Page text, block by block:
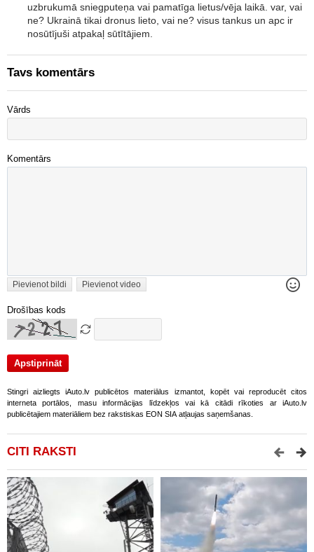
uzbrukumā sniegputeņa vai pamatīga lietus/vēja laikā. var, vai
ne? Ukrainā tikai dronus lieto, vai ne? visus tankus un apc ir
nosūtījuši atpakaļ sūtītājiem.
Tavs komentārs
Vārds
Komentārs
Pievienot bildi Pievienot video
Drošības kods
Stingri aizliegts iAuto.lv publicētos materiālus izmantot, kopēt vai reproducēt citos
interneta portālos, masu informācijas līdzekļos vai kā citādi rīkoties ar iAuto.lv
publicētajiem materiāliem bez rakstiskas EON SIA atļaujas saņemšanas.
CITI RAKSTI